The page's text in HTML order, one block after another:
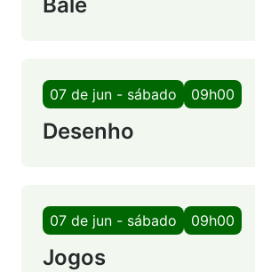
07 de jun - sábado 09h00
Desenho
07 de jun - sábado 09h00
Jogos